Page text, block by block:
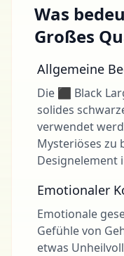
Was
Großes
Allgemeine
Die ⬛ Black
solides
verwendet
Mysteriöses zu
Designelement
Emotionaler
Emotionale
Gefühle von
etwas